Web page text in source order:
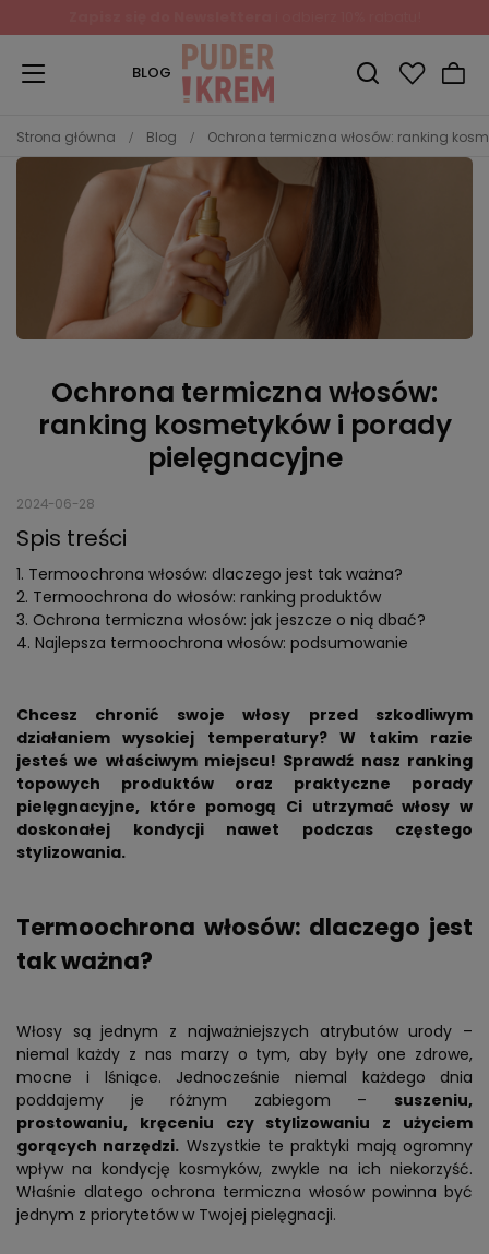
BLOG
Strona główna Blog Ochrona termiczna włosów: ranking
Ochrona termiczna włosów:
ranking kosmetyków i porady
pielęgnacyjne
2024-06-28
Spis treści
Termoochrona włosów: dlaczego jest tak ważna?
Termoochrona do włosów: ranking produktów
Ochrona termiczna włosów: jak jeszcze o nią dbać?
Najlepsza termoochrona włosów: podsumowanie
Chcesz chronić swoje włosy przed szkodliwym
działaniem wysokiej temperatury? W takim razie
jesteś we właściwym miejscu! Sprawdź nasz ranking
topowych produktów oraz praktyczne porady
pielęgnacyjne, które pomogą Ci utrzymać włosy w
doskonałej kondycji nawet podczas częstego
stylizowania.
Termoochrona włosów: dlaczego jest
tak ważna?
Włosy są jednym z najważniejszych atrybutów urody –
niemal każdy z nas marzy o tym, aby były one zdrowe,
mocne i lśniące. Jednocześnie niemal każdego dnia
poddajemy je różnym zabiegom – suszeniu,
prostowaniu, kręceniu czy stylizowaniu z użyciem
gorących narzędzi. Wszystkie te praktyki mają ogromny
wpływ na kondycję kosmyków, zwykle na ich niekorzyść.
Właśnie dlatego ochrona termiczna włosów powinna być
jednym z priorytetów w Twojej pielęgnacji.